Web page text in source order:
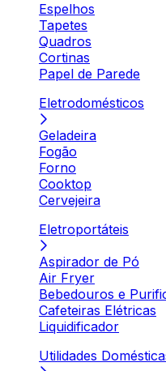
Espelhos
Tapetes
Quadros
Cortinas
Papel de Parede
Eletrodomésticos
Geladeira
Fogão
Forno
Cooktop
Cervejeira
Eletroportáteis
Aspirador de Pó
Air Fryer
Bebedouros e
Cafeteiras Elétricas
Liquidificador
Utilidades